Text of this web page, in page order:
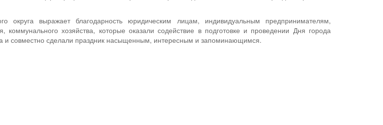
округа выражает благодарность юридическим лицам, индивидуальным предпринимателям,
коммунального хозяйства, которые оказали содействие в подготовке и проведении Дня города
и совместно сделали праздник насыщенным, интересным и запоминающимся.